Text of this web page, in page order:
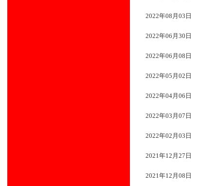
2022年08月03日
2022年06月30日
2022年06月08日
2022年05月02日
2022年04月06日
2022年03月07日
2022年02月03日
2021年12月27日
2021年12月08日